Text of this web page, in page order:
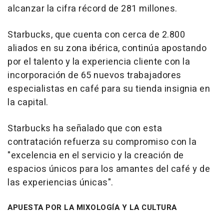
alcanzar la cifra récord de 281 millones.
Starbucks, que cuenta con cerca de 2.800
aliados en su zona ibérica, continúa apostando
por el talento y la experiencia cliente con la
incorporación de 65 nuevos trabajadores
especialistas en café para su tienda insignia en
la capital.
Starbucks ha señalado que con esta
contratación refuerza su compromiso con la
"excelencia en el servicio y la creación de
espacios únicos para los amantes del café y de
las experiencias únicas".
APUESTA POR LA MIXOLOGÍA Y LA CULTURA